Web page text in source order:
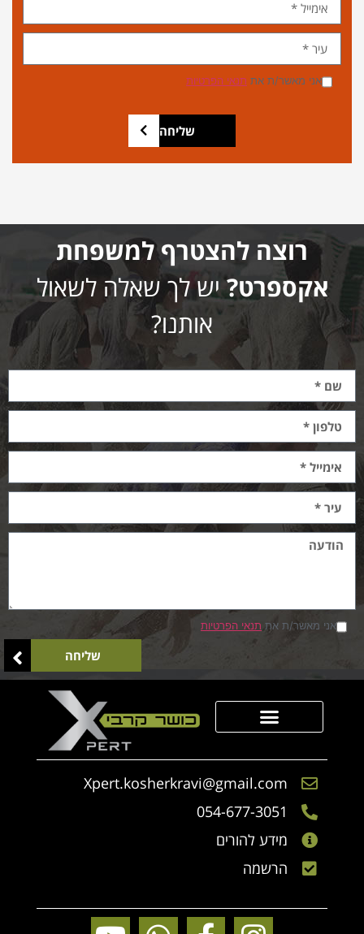
אני מאשר/ת את תנאי הפרטיות
שליחה
רוצה להצטרף למשפחת
אקספרט?יש לך שאלה לשאול
אותנו?
אני מאשר/ת את תנאי הפרטיות
שליחה
Xpert.kosherkravi@gmail.com
054-677-3051
מידע להורים
הרשמה